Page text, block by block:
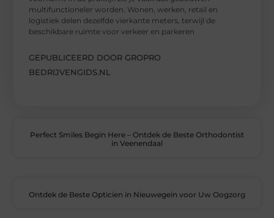
multifunctioneler worden. Wonen, werken, retail en
logistiek delen dezelfde vierkante meters, terwijl de
beschikbare ruimte voor verkeer en parkeren
GEPUBLICEERD DOOR GROPRO
BEDRIJVENGIDS.NL
Perfect Smiles Begin Here – Ontdek de Beste Orthodontist
in Veenendaal
Ontdek de Beste Opticien in Nieuwegein voor Uw Oogzorg